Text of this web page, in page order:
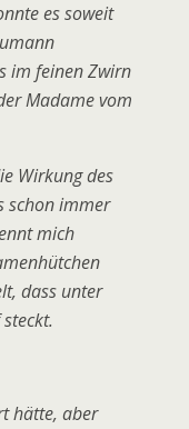
es soweit
im feinen Zwirn
Madame vom
Wirkung des
schon immer
mich
dass unter
hätte, aber